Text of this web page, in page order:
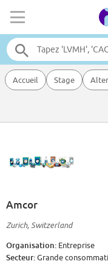
Accueil Stage
Amcor
Zurich, Switzerland
Organisation: Entreprise
Secteur:Grande